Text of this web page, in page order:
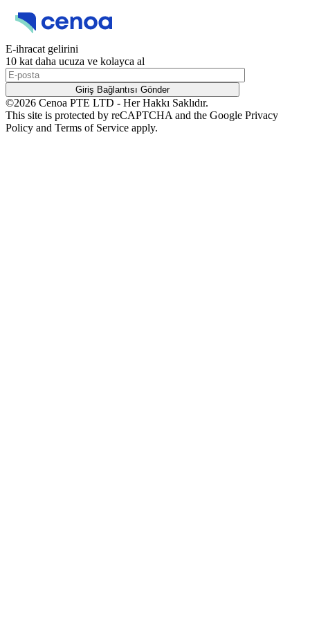
E-ihracat gelirini
10 kat daha ucuza ve kolayca al
Giriş Bağlantısı Gönder
©2026 Cenoa PTE LTD - Her Hakkı Saklıdır.
This site is protected by reCAPTCHA and the Google Privacy
Policy and Terms of Service apply.